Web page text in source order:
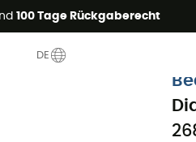
100 Tage Rückgaberecht
DE
ab 2 Produkten* Code Summer5